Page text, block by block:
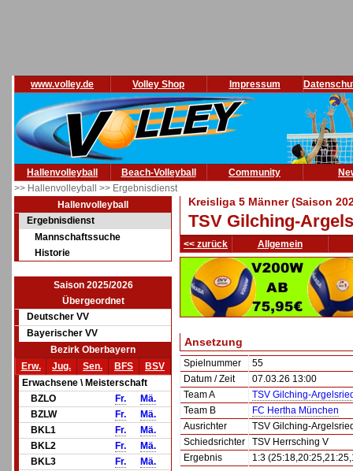
www.volley.de Volley Shop Impressum
Hallenvolleyball Beach-Volleyball Community
>> Hallenvolleyball >> Ergebnisdienst
Hallenvolleyball
Ergebnisdienst
Mannschaftssuche
Historie
Saison 2025/2026
Übergeordnet
Deutscher VV
Bayerischer VV
Bezirk Oberbayern
Erw.
Jug. Sen. BFS
BSV
Erwachsene \ Meisterschaft
BZLO
Fr.
Mä.
BZLW
Fr.
Mä.
BKL1
Fr.
Mä.
BKL2
Fr.
Mä.
BKL3
Fr.
Mä.
Kreisliga 5 Männer (Saison
TSV Gilching-
<< zurück Allgemein
Ansetzung
Spielnummer
55
Datum / Zeit
07.03.26 13:00
Team A
TSV Gilching-
Team B
FC Hertha München
Ausrichter
TSV Gilching-
Schiedsrichter
TSV Herrsching V
Ergebnis
1:3